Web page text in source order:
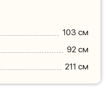
103 см
92 см
211 см